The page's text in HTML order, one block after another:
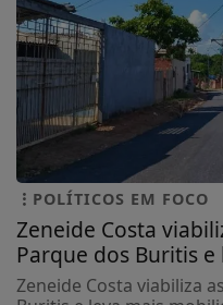
POLÍTICOS EM FOCO
Zeneide Costa
Parque dos Buritis
Zeneide Costa viabiliza